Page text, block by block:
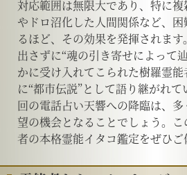
対応範囲は無限大であり、特に
やドロ沼化した人間関係など、
るほど、その効果を発揮されま
出さずに“魂の引き寄せによって
かに受け入れてこられた樹羅霊
に“都市伝説”として語り継がれ
回の電話占い天響への降臨は、
望の機会となることでしょう。​
者の本格霊能イタコ鑑定をぜひご